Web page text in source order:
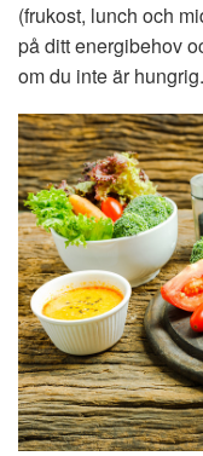
(frukost, lunch och
på ditt energibehov
om du inte är hungrig.